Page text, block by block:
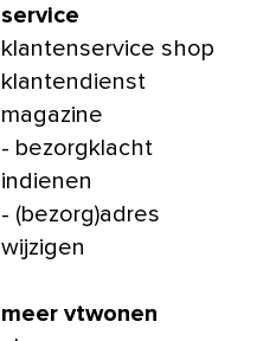
service
klantenservice shop
klantendienst
magazine
- bezorgklacht
indienen
- (bezorg)adres
wijzigen
meer vtwonen